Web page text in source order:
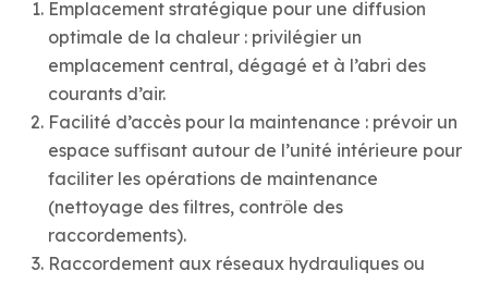
Emplacement stratégique pour une diffusion
optimale de la chaleur : privilégier un
emplacement central, dégagé et à l’abri des
courants d’air.
Facilité d’accès pour la maintenance : prévoir un
espace suffisant autour de l’unité intérieure pour
faciliter les opérations de maintenance
(nettoyage des filtres, contrôle des
raccordements).
Raccordement aux réseaux hydrauliques ou